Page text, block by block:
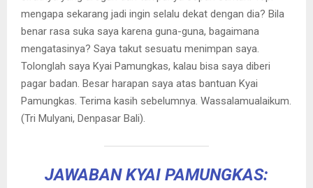
mengapa sekarang jadi ingin selalu dekat dengan dia? Bila
benar rasa suka saya karena guna-guna, bagaimana
mengatasinya? Saya takut sesuatu menimpan saya.
Tolonglah saya Kyai Pamungkas, kalau bisa saya diberi
pagar badan. Besar harapan saya atas bantuan Kyai
Pamungkas. Terima kasih sebelumnya. Wassalamualaikum.
(Tri Mulyani, Denpasar Bali).
JAWABAN KYAI PAMUNGKAS: